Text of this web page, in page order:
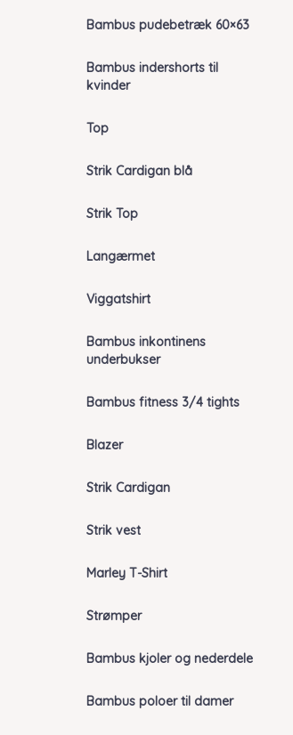
Bambus pudebetræk 60×63
Bambus indershorts til
kvinder
Top
Strik Cardigan blå
Strik Top
Langærmet
Viggatshirt
Bambus inkontinens
underbukser
Bambus fitness 3/4 tights
Blazer
Strik Cardigan
Strik vest
Marley T-Shirt
Strømper
Bambus kjoler og nederdele
Bambus poloer til damer